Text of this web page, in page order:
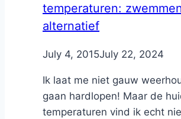
temperaturen:
alternatief
ByNicole
July 4, 2015July 22, 2024
Ik laat me niet gauw
gaan hardlopen! Maar de
temperaturen vind ik echt